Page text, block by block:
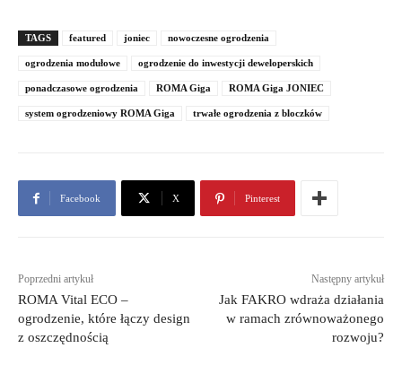
TAGS featured joniec nowoczesne ogrodzenia
ogrodzenia modułowe ogrodzenie do inwestycji deweloperskich
ponadczasowe ogrodzenia ROMA Giga ROMA Giga JONIEC
system ogrodzeniowy ROMA Giga trwałe ogrodzenia z bloczków
Facebook X Pinterest
Poprzedni artykuł
ROMA Vital ECO –
ogrodzenie, które łączy design
z oszczędnością
Następny artykuł
Jak FAKRO wdraża działania
w ramach zrównoważonego
rozwoju?